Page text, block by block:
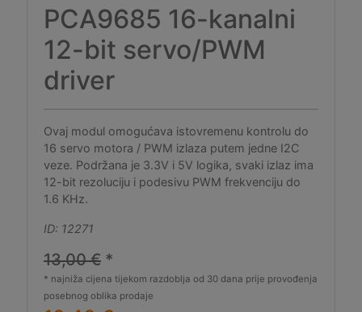
PCA9685 16-kanalni
12-bit servo/PWM
driver
Ovaj modul omogućava istovremenu kontrolu do
16 servo motora / PWM izlaza putem jedne I2C
veze. Podržana je 3.3V i 5V logika, svaki izlaz ima
12-bit rezoluciju i podesivu PWM frekvenciju do
1.6 KHz.
ID: 12271
13,00 € *
* najniža cijena tijekom razdoblja od 30 dana prije provođenja
posebnog oblika prodaje